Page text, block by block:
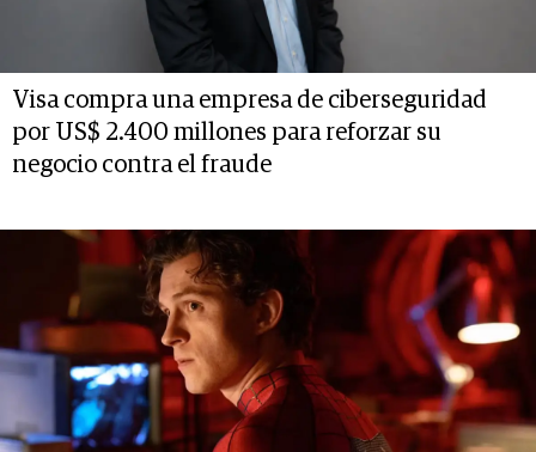
Visa compra una empresa de ciberseguridad
por US$ 2.400 millones para reforzar su
negocio contra el fraude